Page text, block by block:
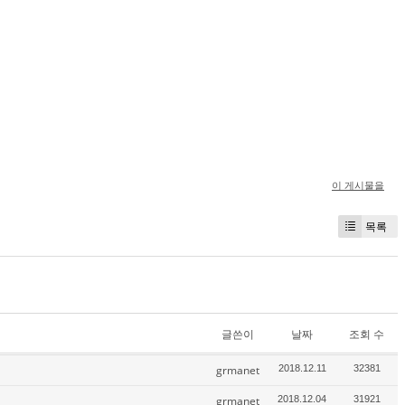
이 게시물을
목록
글쓴이 날짜 조회 수
grmanet 2018.12.11 32381
grmanet 2018.12.04 31921